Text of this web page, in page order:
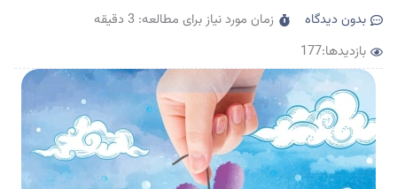
بدون دیدگاه
زمان مورد نیاز برای مطالعه: 3 دقیقه
بازدیدها:177